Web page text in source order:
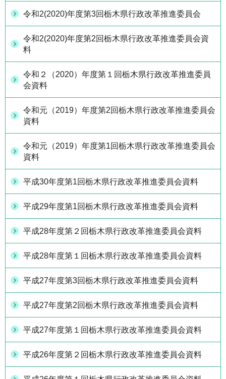
令和2(2020)年度第3回栃木県行政改革推進委員会
令和2(2020)年度第2回栃木県行政改革推進委員会資
料
令和２（2020）年度第１回栃木県行政改革推進委員
会資料
令和元（2019）年度第2回栃木県行政改革推進委員会
資料
令和元（2019）年度第1回栃木県行政改革推進委員会
資料
平成30年度第1回栃木県行政改革推進委員会資料
平成29年度第1回栃木県行政改革推進委員会資料
平成28年度第２回栃木県行政改革推進委員会資料
平成28年度第１回栃木県行政改革推進委員会資料
平成27年度第3回栃木県行政改革推進委員会資料
平成27年度第2回栃木県行政改革推進委員会資料
平成27年度第１回栃木県行政改革推進委員会資料
平成26年度第２回栃木県行政改革推進委員会資料